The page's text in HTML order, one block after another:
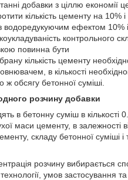
добавки з ціллю економії
кількість цементу на 10%
водоредукуючим ефектом 10%
контрольного
повинна бути
кількість цементу
в кількості
ж обсягу бетонної суміші.
розчину добавки
в бетонну суміш в кількості
маси цементу, в залежності
складу бетонної суміші і
розчину вибирається
умов застосування та